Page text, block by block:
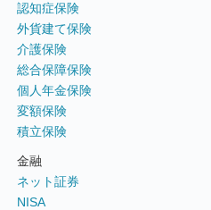
認知症保険
外貨建て保険
介護保険
総合保障保険
個人年金保険
変額保険
積立保険
金融
ネット証券
NISA